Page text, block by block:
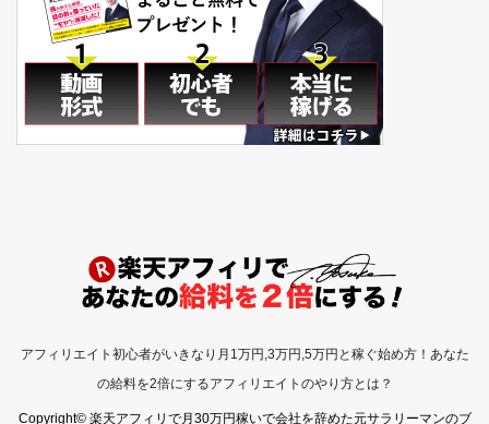
アフィリエイト初心者がいきなり月1万円,3万円,5万円と稼ぐ始め方！あなた
の給料を2倍にするアフィリエイトのやり方とは？
Copyright© 楽天アフィリで月30万円稼いで会社を辞めた元サラリーマンのブ